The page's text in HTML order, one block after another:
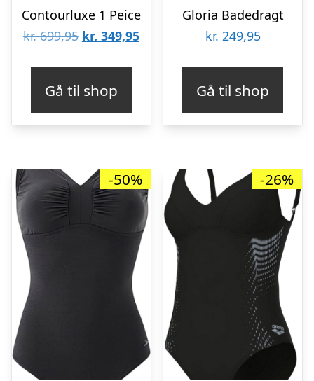
Contourluxe 1 Peice
kr.699,95 Den
kr. 699,95.
kr. 349,95Den
kr. 349,95.
Gå til shop
Gloria Badedragt
kr. 249,95
Gå til shop
-50% -26%